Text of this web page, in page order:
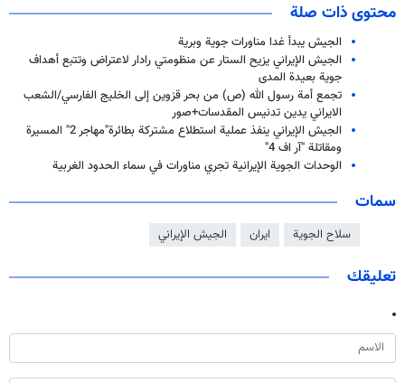
محتوى ذات صلة
الجيش يبدأ غدا مناورات جوية وبرية
الجيش الإيراني يزيح الستار عن منظومتي رادار لاعتراض وتتبع أهداف
جوية بعيدة المدى
تجمع أمة رسول الله (ص) من بحر قزوين إلى الخليج الفارسي/الشعب
الايراني يدين تدنيس المقدسات+صور
الجيش الإيراني ينفذ عملية استطلاع مشتركة بطائرة"مهاجر 2" المسيرة
ومقاتلة "آر اف 4"
الوحدات الجوية الإيرانية تجري مناورات في سماء الحدود الغربية
سمات
سلاح الجوية ايران الجيش الإيراني
تعليقك